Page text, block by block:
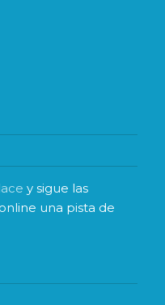
y sigue las
una pista de